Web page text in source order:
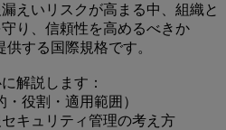
えいリスクが高まる中、組織と
り、信頼性を高めるべきか
する国際規格です。
解説します：
・役割・適用範囲）
キュリティ管理の考え方